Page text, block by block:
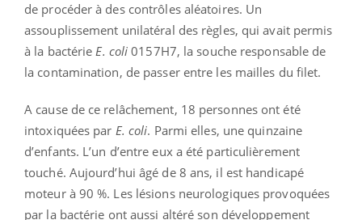
de procéder à des contrôles aléatoires. Un
assouplissement unilatéral des règles, qui avait permis
à la bactérie E. coli0157H7, la souche responsable de
la contamination, de passer entre les mailles du filet.
A cause de ce relâchement, 18 personnes ont été
intoxiquées par E. coli. Parmi elles, une quinzaine
d’enfants. L’un d’entre eux a été particulièrement
touché. Aujourd’hui âgé de 8 ans, il est handicapé
moteur à 90 %. Les lésions neurologiques provoquées
par la bactérie ont aussi altéré son développement